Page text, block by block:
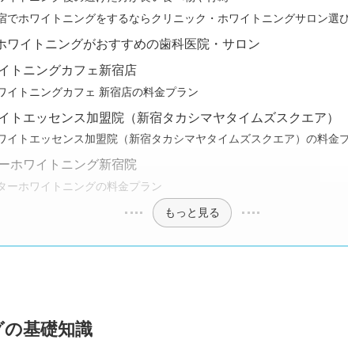
でホワイトニングをするならクリニック・ホワイトニングサロン選
ワイトニングがおすすめの歯科医院・サロン
トニングカフェ新宿店
イトニングカフェ 新宿店の料金プラン
トエッセンス加盟院（新宿タカシマヤタイムズスクエア）
イトエッセンス加盟院（新宿タカシマヤタイムズスクエア）の料金
ホワイトニング新宿院
ーホワイトニングの料金プラン
もっと見る
基礎知識